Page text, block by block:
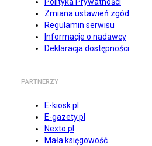
Zmiana ustawień zgód
Regulamin serwisu
Informacje o nadawcy
Deklaracja dostępności
PARTNERZY
E-kiosk.pl
E-gazety.pl
Nexto.pl
Mała księgowość